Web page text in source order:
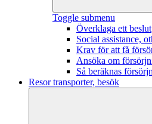
Toggle submenu
Överklaga ett beslut
Social assistance,
Krav för att få
Ansöka om
Så beräknas
Resor transporter, besök